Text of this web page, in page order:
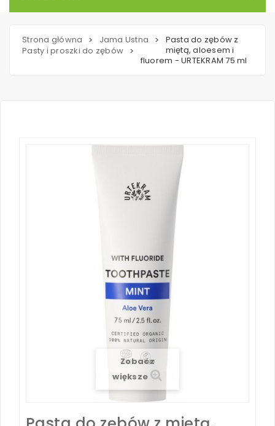
Strona główna > Jama Ustna
>
Pasty i proszki do zębów >
Pasta do zębów z
miętą, aloesem i
fluorem - URTEKRAM 75 ml
Zobacz
większe